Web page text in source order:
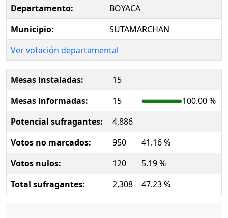
Departamento:
BOYACA
Municipio:
SUTAMARCHAN
Ver votación departamental
Mesas instaladas:
15
Mesas informadas:
15
100.00 %
Potencial sufragantes:
4,886
Votos no marcados:
950
41.16 %
Votos nulos:
120
5.19 %
Total sufragantes:
2,308 47.23 %